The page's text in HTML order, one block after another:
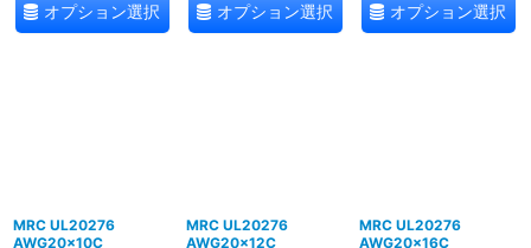
オプション選択 オプション選択 オプション選択
MRC UL20276
AWG20×10C
MRC UL20276
AWG20×12C
MRC UL20276
AWG20×16C